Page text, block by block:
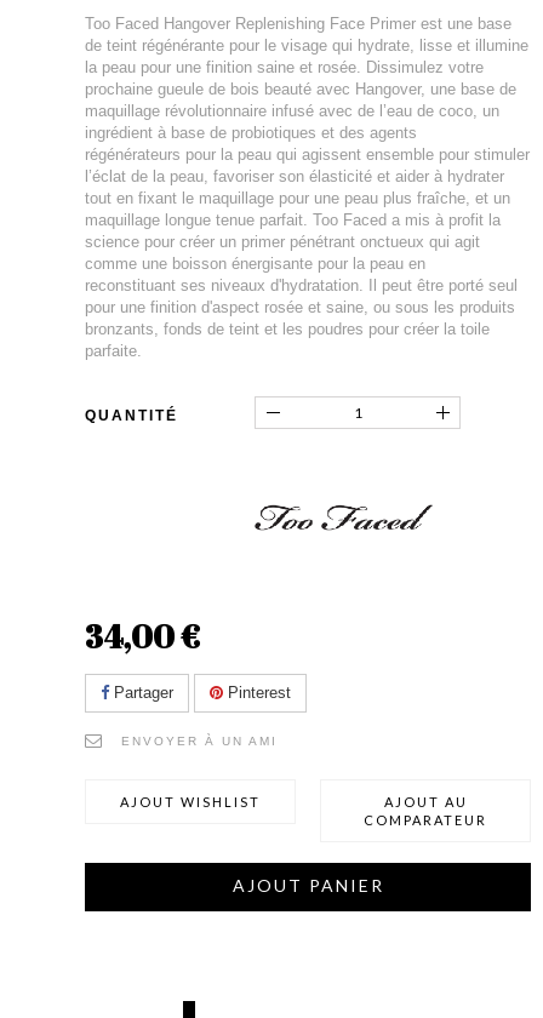
Too Faced Hangover Replenishing Face Primer est une base
de teint régénérante pour le visage qui hydrate, lisse et illumine
la peau pour une finition saine et rosée. Dissimulez votre
prochaine gueule de bois beauté avec Hangover, une base de
maquillage révolutionnaire infusé avec de l’eau de coco, un
ingrédient à base de probiotiques et des agents
régénérateurs pour la peau qui agissent ensemble pour stimuler
l’éclat de la peau, favoriser son élasticité et aider à hydrater
tout en fixant le maquillage pour une peau plus fraîche, et un
maquillage longue tenue parfait. Too Faced a mis à profit la
science pour créer un primer pénétrant onctueux qui agit
comme une boisson énergisante pour la peau en
reconstituant ses niveaux d'hydratation. Il peut être porté seul
pour une finition d'aspect rosée et saine, ou sous les produits
bronzants, fonds de teint et les poudres pour créer la toile
parfaite.
QUANTITÉ
34,00 €
Partager Pinterest
ENVOYER À UN AMI
AJOUT WISHLIST
AJOUT AU
COMPARATEUR
AJOUT PANIER